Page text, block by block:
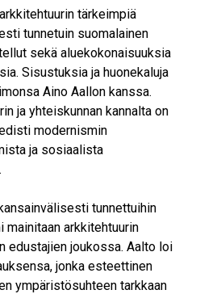
tärkeimpiä
tunnetuin suomalainen
sekä aluekokonaisuuksia
Sisustuksia ja huonekaluja
Aino Aallon kanssa.
ja yhteiskunnan kannalta on
modernismin
ja sosiaalista
tunnettuihin
mainitaan arkkitehtuurin
edustajien joukossa. Aalto loi
jonka esteettinen
ympäristösuhteen tarkkaan